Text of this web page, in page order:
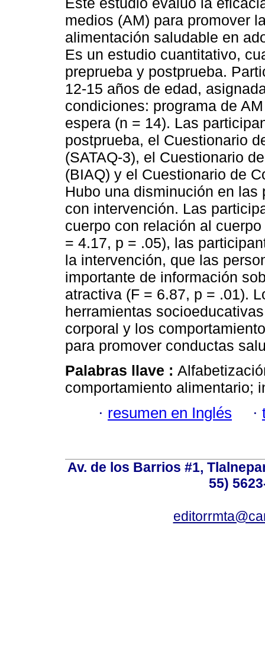
medios (AM) para promover
alimentación saludable en
Es un estudio cuantitativo,
preprueba y postprueba.
12-15 años de edad,
condiciones: programa de
espera (n = 14). Las
postprueba, el Cuestionario
(SATAQ-3), el Cuestionario
(BIAQ) y el Cuestionario de
Hubo una disminución en
con intervención. Las
cuerpo con relación al
= 4.17, p = .05), las
la intervención, que las
importante de información
atractiva (F = 6.87, p = .01).
herramientas
corporal y los
para promover conductas
Palabras llave :
comportamiento alimentario;
· resumen en Inglés ·
Av. de los Barrios #1,
55)